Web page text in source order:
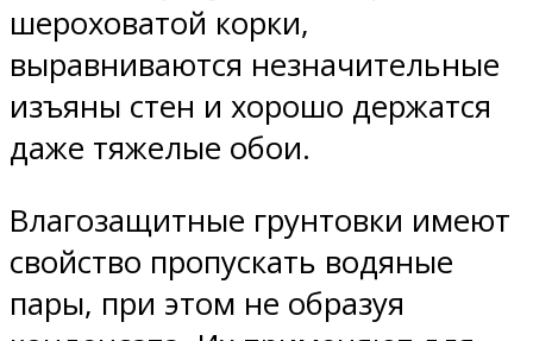
шероховатой корки,
выравниваются незначительные
изъяны стен и хорошо держатся
даже тяжелые обои.
Влагозащитные грунтовки имеют
свойство пропускать водяные
пары, при этом не образуя